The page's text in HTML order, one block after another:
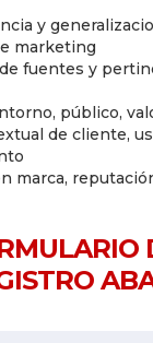
y
marketing
fuentes y
público,
de cliente,
marca,